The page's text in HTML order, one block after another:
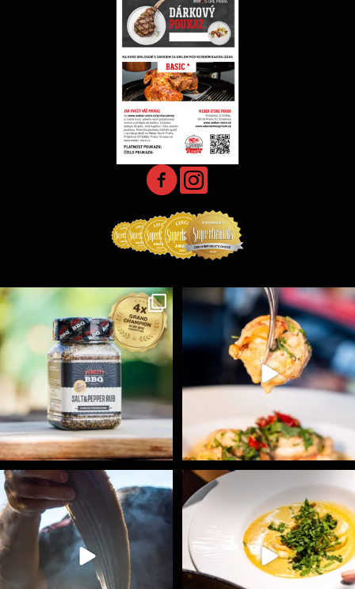
Koření Suncity – autentická BBQ chuť u vás doma!...
1 0
Spoustu podobných triků, které vám usnadní nejenom ...
9 0
Ryba na grilu je opravdu rychlá, a stejně tak Všechny fámozní recepty, které znáte z našich
0